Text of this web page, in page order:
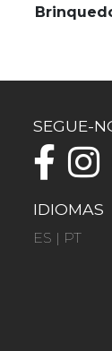
SEGUE-
IDIOMAS
ES | PT